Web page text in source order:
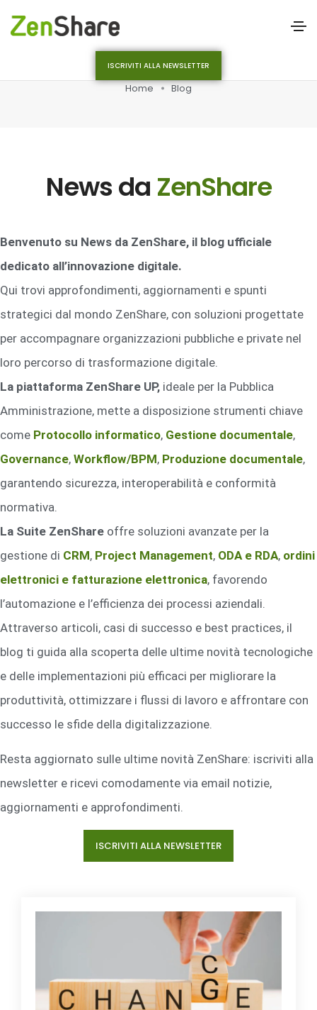
ISCRIVITI ALLA NEWSLETTER
Home Blog
News da ZenShare
Benvenuto su News da ZenShare, il blog ufficiale
dedicato all’innovazione digitale.
Qui trovi approfondimenti, aggiornamenti e spunti
strategici dal mondo ZenShare, con soluzioni progettate
per accompagnare organizzazioni pubbliche e private nel
loro percorso di trasformazione digitale.
La piattaforma ZenShare UP, ideale per la Pubblica
Amministrazione, mette a disposizione strumenti chiave
come Protocollo informatico, Gestione documentale,
Governance, Workflow/BPM, Produzione documentale,
garantendo sicurezza, interoperabilità e conformità
normativa.
La Suite ZenShare offre soluzioni avanzate per la
gestione di CRM, Project Management, ODA e RDA, ordini
elettronici e fatturazione elettronica, favorendo
l’automazione e l’efficienza dei processi aziendali.
Attraverso articoli, casi di successo e best practices, il
blog ti guida alla scoperta delle ultime novità tecnologiche
e delle implementazioni più efficaci per migliorare la
produttività, ottimizzare i flussi di lavoro e affrontare con
successo le sfide della digitalizzazione.
Resta aggiornato sulle ultime novità ZenShare: iscriviti alla
newsletter e ricevi comodamente via email notizie,
aggiornamenti e approfondimenti.
ISCRIVITI ALLA NEWSLETTER